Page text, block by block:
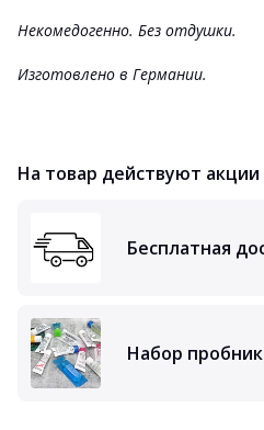
Некомедогенно. Без отдушки.
Изготовлено в Германии.
На товар действуют акции
Бесплатная
Набор